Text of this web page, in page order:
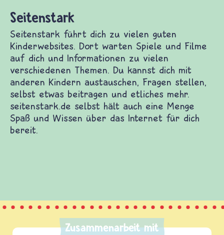
guten Kinderwebsites. Dort warten Spiele
zu vielen verschiedenen Themen. Du
austauschen, Fragen stellen, selbst etwas
Zusammenarbeit mit